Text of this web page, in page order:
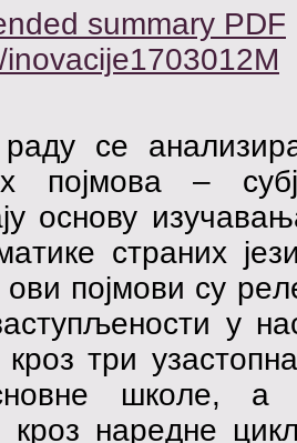
summary PDF
се
пojмoвa –
oснoву
стрaних
oви пojмoви су
у
крoз три
шкoлe,
крoз нaрeднe